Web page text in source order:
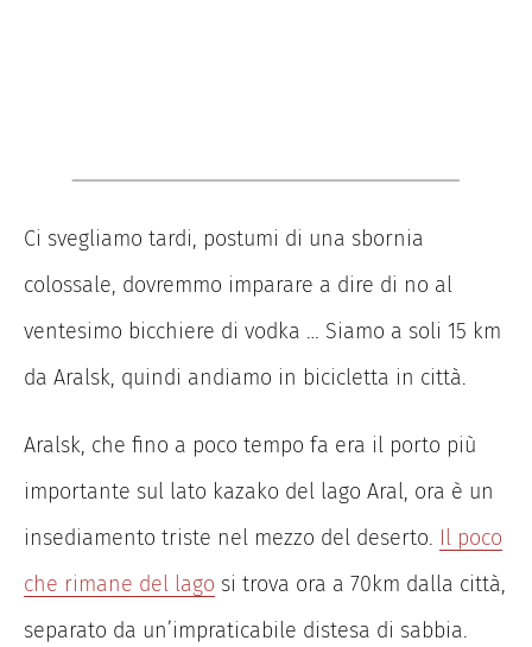
Ci svegliamo tardi, postumi di una sbornia
colossale, dovremmo imparare a dire di no al
ventesimo bicchiere di vodka … Siamo a soli 15 km
da Aralsk, quindi andiamo in bicicletta in città.
Aralsk, che fino a poco tempo fa era il porto più
importante sul lato kazako del lago Aral, ora è un
insediamento triste nel mezzo del deserto. Il poco
che rimane del lago si trova ora a 70km dalla città,
separato da un’impraticabile distesa di sabbia.